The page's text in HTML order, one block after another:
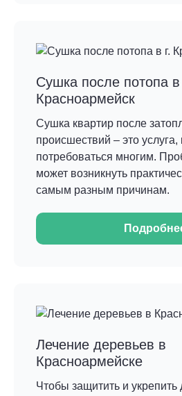
Сушка после потопа в
Красноармейск
Сушка квартир после
происшествий – это
потребоваться многим.
может возникнуть
самым разным причинам.
Лечение деревьев в
Красноармейске
Чтобы защитить и укрепить